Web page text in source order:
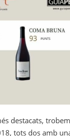
destacats,
tots dos amb